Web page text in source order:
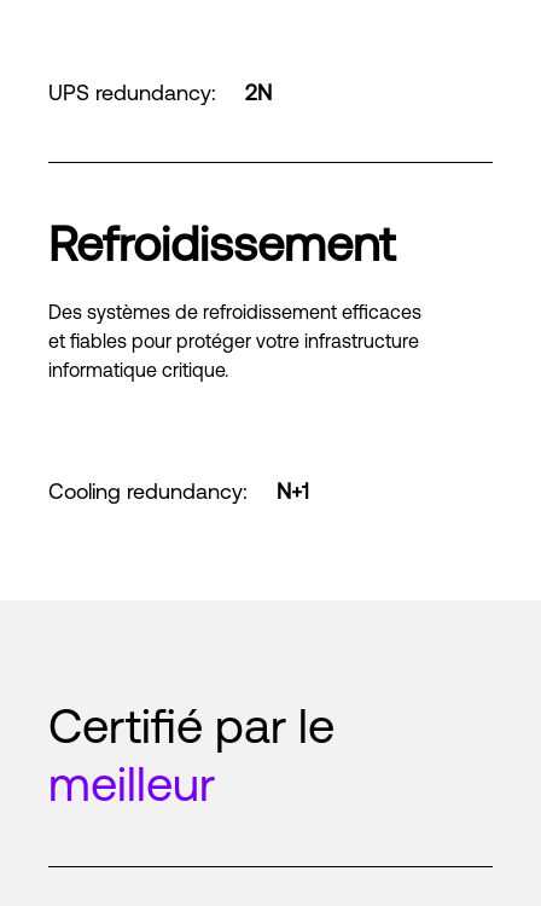
UPS redundancy: 2N
Refroidissement
Des systèmes de refroidissement efficaces
et fiables pour protéger votre infrastructure
informatique critique.
Cooling redundancy: N+1
Certifié par le
meilleur